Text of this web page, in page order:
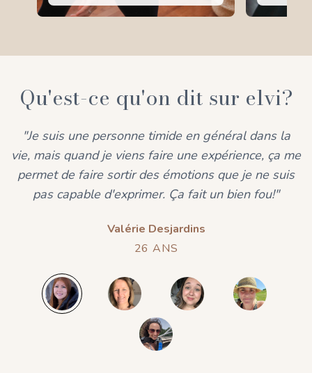
Qu'est-ce qu'on dit sur elvi?
"Je suis une personne timide en général dans la
vie, mais quand je viens faire une expérience, ça me
permet de faire sortir des émotions que je ne suis
pas capable d'exprimer. Ça fait un bien fou!"
Valérie Desjardins
26 ANS